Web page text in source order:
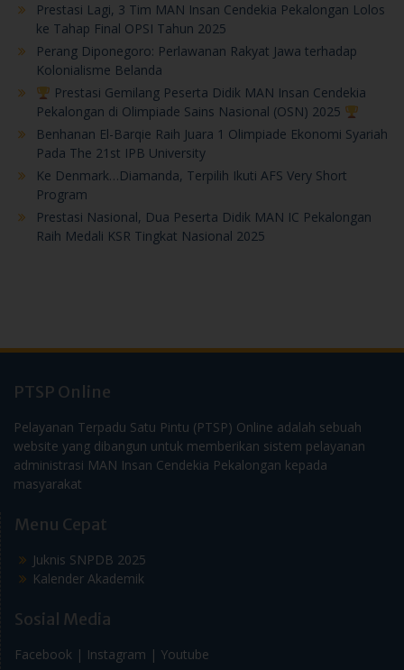
Prestasi Lagi, 3 Tim MAN Insan Cendekia Pekalongan Lolos
ke Tahap Final OPSI Tahun 2025
Perang Diponegoro: Perlawanan Rakyat Jawa terhadap
Kolonialisme Belanda
Prestasi Gemilang Peserta Didik MAN Insan Cendekia
Pekalongan di Olimpiade Sains Nasional (OSN) 2025
Benhanan El-Barqie Raih Juara 1 Olimpiade Ekonomi Syariah
Pada The 21st IPB University
Ke Denmark…Diamanda, Terpilih Ikuti AFS Very Short
Program
Prestasi Nasional, Dua Peserta Didik MAN IC Pekalongan
Raih Medali KSR Tingkat Nasional 2025
PTSP Online
Pelayanan Terpadu Satu Pintu (PTSP) Online adalah sebuah
website yang dibangun untuk memberikan sistem pelayanan
administrasi MAN Insan Cendekia Pekalongan kepada
masyarakat
Menu Cepat
Juknis SNPDB 2025
Kalender Akademik
Sosial Media
Facebook | Instagram | Youtube